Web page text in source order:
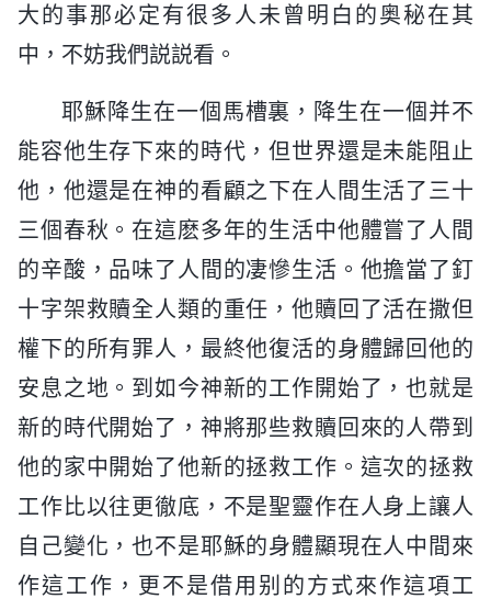
大的事那必定有很多人未曾明白的奥秘在其
中，不妨我們説説看。
耶穌降生在一個馬槽裏，降生在一個并不
能容他生存下來的時代，但世界還是未能阻止
他，他還是在神的看顧之下在人間生活了三十
三個春秋。在這麽多年的生活中他體嘗了人間
的辛酸，品味了人間的凄慘生活。他擔當了釘
十字架救贖全人類的重任，他贖回了活在撒但
權下的所有罪人，最終他復活的身體歸回他的
安息之地。到如今神新的工作開始了，也就是
新的時代開始了，神將那些救贖回來的人帶到
他的家中開始了他新的拯救工作。這次的拯救
工作比以往更徹底，不是聖靈作在人身上讓人
自己變化，也不是耶穌的身體顯現在人中間來
作這工作，更不是借用别的方式來作這項工